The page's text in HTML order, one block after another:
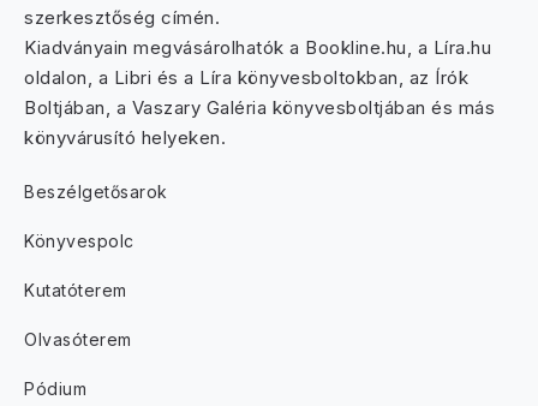
szerkesztőség címén.
Kiadványain megvásárolhatók a Bookline.hu, a Líra.hu
oldalon, a Libri és a Líra könyvesboltokban, az Írók
Boltjában, a Vaszary Galéria könyvesboltjában és más
könyvárusító helyeken.
Beszélgetősarok
Könyvespolc
Kutatóterem
Olvasóterem
Pódium